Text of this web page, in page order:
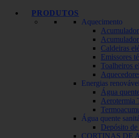
PRODUTOS
Aquecimento
Caldeiras
Emissores
Toalheiros
Energias
Água
Aerotermia
Água quente
Depósito
CORTINAS DE